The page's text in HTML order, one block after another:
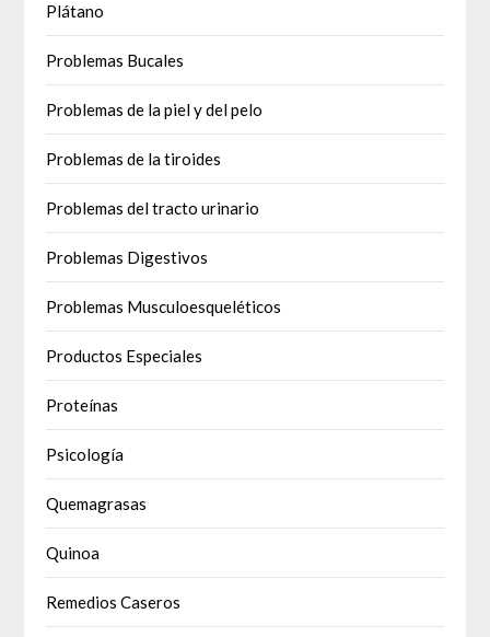
Plátano
Problemas Bucales
Problemas de la piel y del pelo
Problemas de la tiroides
Problemas del tracto urinario
Problemas Digestivos
Problemas Musculoesqueléticos
Productos Especiales
Proteínas
Psicología
Quemagrasas
Quinoa
Remedios Caseros